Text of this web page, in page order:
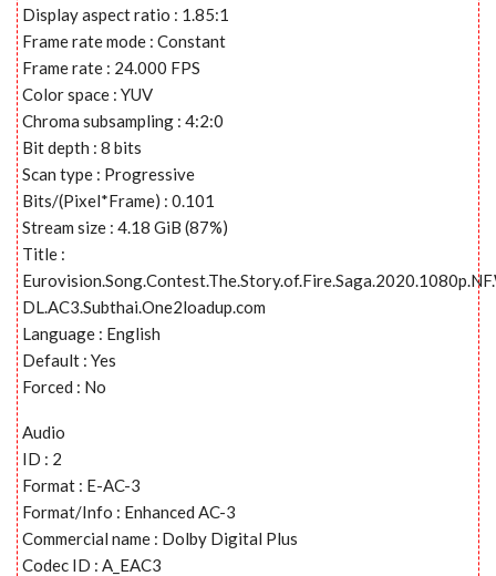
Display aspect ratio : 1.85:1
Frame rate mode : Constant
Frame rate : 24.000 FPS
Color space : YUV
Chroma subsampling : 4:2:0
Bit depth : 8 bits
Scan type : Progressive
Bits/(Pixel*Frame) : 0.101
Stream size : 4.18 GiB (87%)
Title :
DL.AC3.Subthai.One2loadup.com
Language : English
Default : Yes
Forced : No
Audio
ID : 2
Format : E-AC-3
Format/Info : Enhanced AC-3
Commercial name : Dolby Digital Plus
Codec ID : A_EAC3